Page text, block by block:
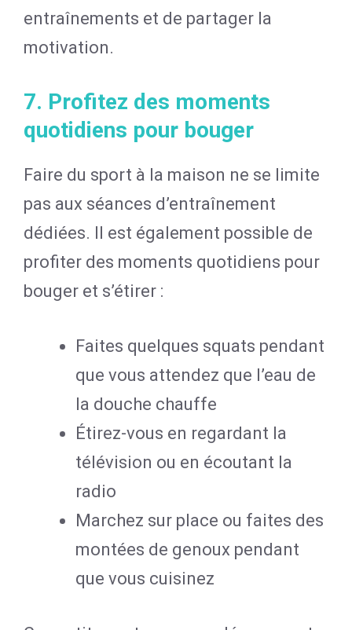
entraînements et de partager la
motivation.
7. Profitez des moments
quotidiens pour bouger
Faire du sport à la maison ne se limite
pas aux séances d’entraînement
dédiées. Il est également possible de
profiter des moments quotidiens pour
bouger et s’étirer :
Faites quelques squats pendant
que vous attendez que l’eau de
la douche chauffe
Étirez-vous en regardant la
télévision ou en écoutant la
radio
Marchez sur place ou faites des
montées de genoux pendant
que vous cuisinez